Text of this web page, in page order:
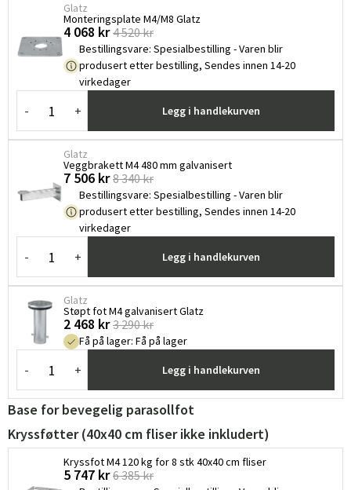
Glatz
Monteringsplate M4/M8 Glatz ​
4 068 kr 4 520 kr
Bestillingsvare: Spesialbestilling - Varen blir
produsert etter bestilling, Sendes innen 14-20
virkedager
- + Legg i handlekurven
Glatz
Veggbrakett M4 480 mm galvanisert
7 506 kr 8 340 kr
Bestillingsvare: Spesialbestilling - Varen blir
produsert etter bestilling, Sendes innen 14-20
virkedager
- + Legg i handlekurven
Glatz
Støpt fot M4 galvanisert Glatz
2 468 kr 3 290 kr
Få på lager: Få på lager
- + Legg i handlekurven
Base for bevegelig parasollfot
Kryssføtter (40x40 cm fliser ikke inkludert)
Kryssfot M4 120 kg for 8 stk 40x40 cm fliser
5 747 kr 6 385 kr